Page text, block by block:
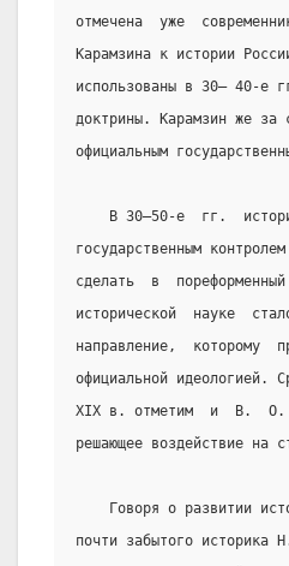
отмечена  уже
Карамзина к истории
использованы в 30— 40-е
доктрины. Карамзин же
официальным
В 30—50-е  гг.
государственным
сделать  в
исторической  науке
направление,  которому
официальной идеологией.
XIX в. отметим  и  В.  О.
решающее воздействие на
Говоря о развитии
почти забытого